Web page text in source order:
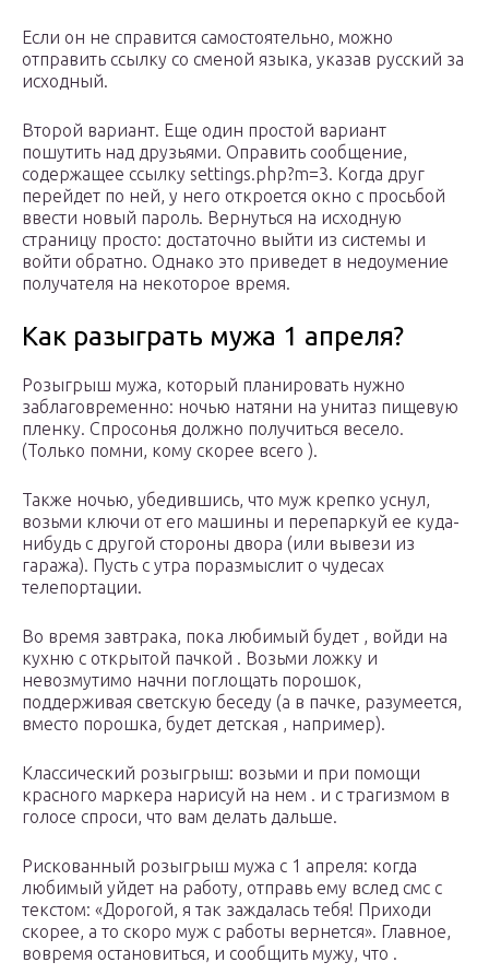
Если он не справится самостоятельно, можно
отправить ссылку со сменой языка, указав русский за
исходный.
Второй вариант. Еще один простой вариант
пошутить над друзьями. Оправить сообщение,
содержащее ссылку settings.php?m=3. Когда друг
перейдет по ней, у него откроется окно с просьбой
ввести новый пароль. Вернуться на исходную
страницу просто: достаточно выйти из системы и
войти обратно. Однако это приведет в недоумение
получателя на некоторое время.
Как разыграть мужа 1 апреля?
Розыгрыш мужа, который планировать нужно
заблаговременно: ночью натяни на унитаз пищевую
пленку. Спросонья должно получиться весело.
(Только помни, кому скорее всего ).
Также ночью, убедившись, что муж крепко уснул,
возьми ключи от его машины и перепаркуй ее куда-
нибудь с другой стороны двора (или вывези из
гаража). Пусть с утра поразмыслит о чудесах
телепортации.
Во время завтрака, пока любимый будет , войди на
кухню с открытой пачкой . Возьми ложку и
невозмутимо начни поглощать порошок,
поддерживая светскую беседу (а в пачке, разумеется,
вместо порошка, будет детская , например).
Классический розыгрыш: возьми и при помощи
красного маркера нарисуй на нем . и с трагизмом в
голосе спроси, что вам делать дальше.
Рискованный розыгрыш мужа с 1 апреля: когда
любимый уйдет на работу, отправь ему вслед смс с
текстом: «Дорогой, я так заждалась тебя! Приходи
скорее, а то скоро муж с работы вернется». Главное,
вовремя остановиться, и сообщить мужу, что .